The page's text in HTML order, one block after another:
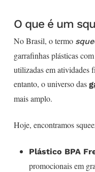
O que é um
No Brasil, o termo
garrafinhas plásticas
utilizadas em atividades
entanto, o universo das
mais amplo.
Hoje, encontramos
Plástico BPA
promocionais em